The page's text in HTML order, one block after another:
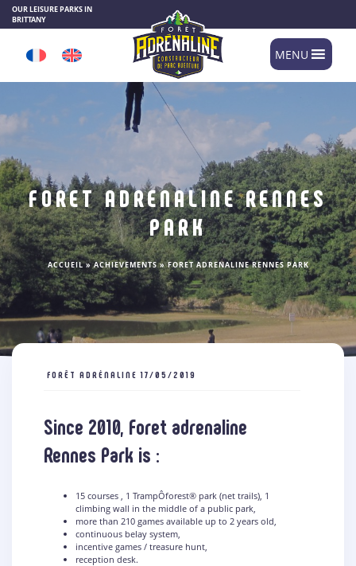
OUR LEISURE PARKS IN
BRITTANY
MENU
FORET ADRENALINE RENNES
PARK
ACCUEIL»ACHIEVEMENTS»FORET ADRENALINE RENNES PARK
FORÊT ADRÉNALINE 17/05/2019
Since 2010, Foret adrenaline
Rennes Park is :
15 courses , 1 TrampÔforest® park (net trails), 1
climbing wall in the middle of a public park,
more than 210 games available up to 2 years old,
continuous belay system,
incentive games / treasure hunt,
reception desk.
Cookies management panel